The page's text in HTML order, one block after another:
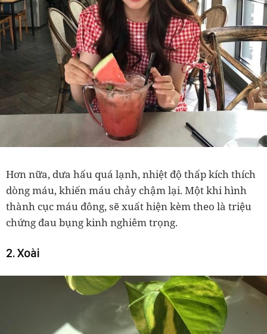
Hơn nữa, dưa hấu quá lạnh, nhiệt độ thấp kích thích
dòng máu, khiến máu chảy chậm lại. Một khi hình
thành cục máu đông, sẽ xuất hiện kèm theo là triệu
chứng đau bụng kinh nghiêm trọng.
2. Xoài